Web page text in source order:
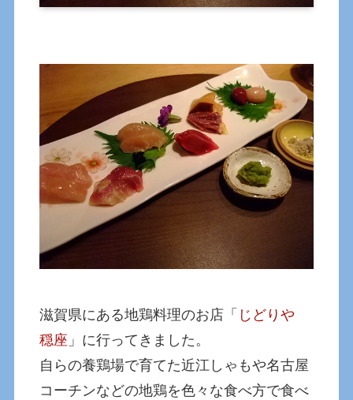
滋賀県にある地鶏料理のお店「 じどりや
穏座 」に行ってきました。
自らの養鶏場で育てた近江しゃもや名古屋
コーチンなどの地鶏を色々な食べ方で食べ